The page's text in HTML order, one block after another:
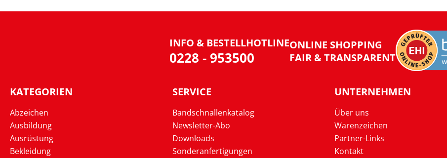
INFO & BESTELLHOTLINE
0228 - 953500
ONLINE SHOPPING
FAIR & TRANSPARENT
KATEGORIEN
Abzeichen
Ausbildung
Ausrüstung
Bekleidung
SERVICE
Bandschnallenkatalog
Newsletter-Abo
Downloads
Sonderanfertigungen
UNTERNEHMEN
Über uns
Warenzeichen
Partner-Links
Kontakt